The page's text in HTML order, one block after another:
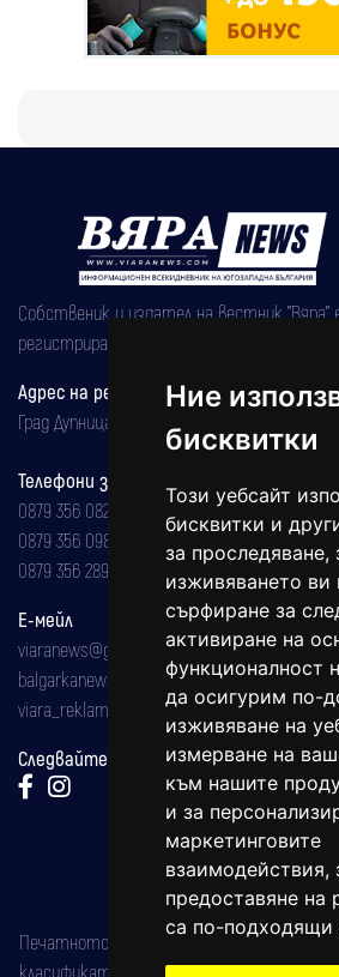
Ние
бисквитки
Този уебсайт
бисквитки и
за проследяване,
изживяването ви
сърфиране за
активиране на
функционалност
да осигурим по-
изживяване на
измерване на
към нашите
и за
маркетинговите
взаимодействия,
предоставяне на
са по-подходящи
Собственик и издател на вестник "Вяра"
регистрирана на 08.05.2002 година.
Адрес на редакцията
Град Дупница, ул.''Христо Ботев" 43
Телефони за реклама и абонаменти
0879 356 082
0879 356 098
0879 356 289
Е-мейл
viaranews@gmail.com
balgarkanews@gmail.com
viara_reklama@mail.bg
Следвайте ни:
Печатното издание на вестника е
класификатор на печатните издания